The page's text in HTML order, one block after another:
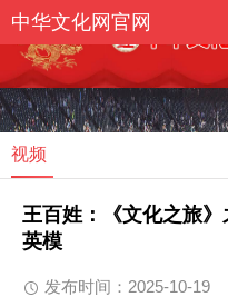
中华文化网官网
视频
王百姓：《文化之旅
英模
发布时间：2025-10-19